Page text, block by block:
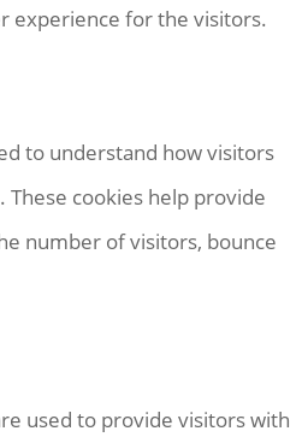
experience for the visitors.
to understand how visitors
cookies help provide
number of visitors, bounce
used to provide visitors with